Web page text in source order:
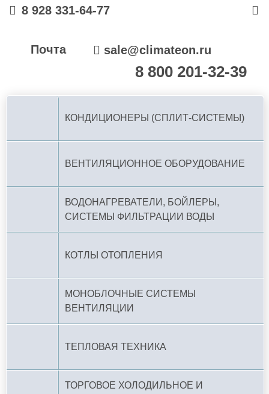
8 928 331-64-77
Почта sale@climateon.ru
8 800 201-32-39
КОНДИЦИОНЕРЫ (СПЛИТ-СИСТЕМЫ)
ВЕНТИЛЯЦИОННОЕ ОБОРУДОВАНИЕ
ВОДОНАГРЕВАТЕЛИ, БОЙЛЕРЫ,
СИСТЕМЫ ФИЛЬТРАЦИИ ВОДЫ
КОТЛЫ ОТОПЛЕНИЯ
МОНОБЛОЧНЫЕ СИСТЕМЫ
ВЕНТИЛЯЦИИ
ТЕПЛОВАЯ ТЕХНИКА
ТОРГОВОЕ ХОЛОДИЛЬНОЕ И